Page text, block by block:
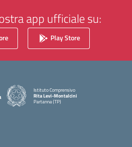
app ufficiale su:
Play Store
Istituto Comprensivo
Rita Levi-Montalcini
Partanna (TP)